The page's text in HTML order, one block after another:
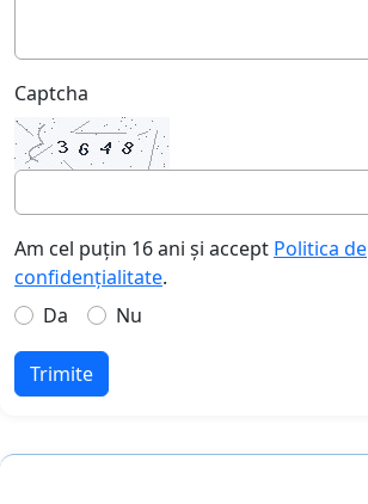
Captcha
Am cel puțin 16 ani și accept Politica de
confidențialitate.
Da
Nu
Trimite